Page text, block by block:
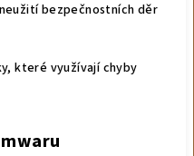
bezpečnostních děr
které využívají chyby